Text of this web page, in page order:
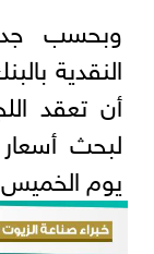
وبحسب
النقدية
لبحث أسعار
يوم الخميس